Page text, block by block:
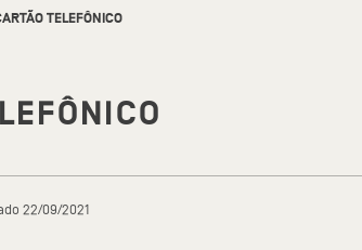
TELEFÔNICO
22/09/2021